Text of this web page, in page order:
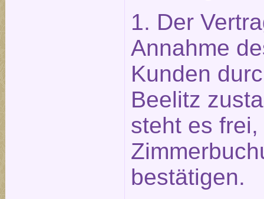
1. Der
Annahme
Kunden
Beelitz
steht es frei,
bestätigen.